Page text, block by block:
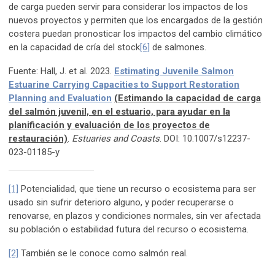
de carga pueden servir para considerar los impactos de los
nuevos proyectos y permiten que los encargados de la gestión
costera puedan pronosticar los impactos del cambio climático
en la capacidad de cría del stock [6] de salmones.
Fuente: Hall, J. et al. 2023. Estimating Juvenile Salmon
Estuarine Carrying Capacities to Support Restoration
Planning and Evaluation (Estimando la capacidad de carga
del salmón juvenil, en el estuario, para ayudar en la
planificación y evaluación de los proyectos de
restauración). Estuaries and Coasts. DOI: 10.1007/s12237-
023-01185-y
[1]
Potencialidad, que tiene un recurso o ecosistema para ser
usado sin sufrir deterioro alguno, y poder recuperarse o
renovarse, en plazos y condiciones normales, sin ver afectada
su población o estabilidad futura del recurso o ecosistema.
[2] También se le conoce como salmón real.